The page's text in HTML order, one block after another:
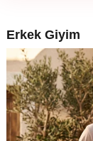
Erkek Giyim